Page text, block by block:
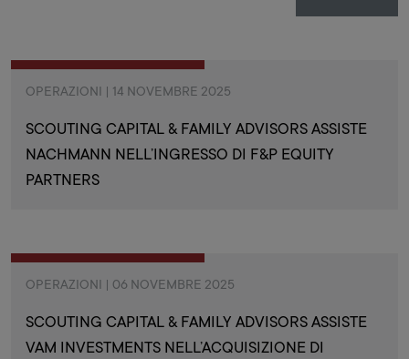
OPERAZIONI | 14 NOVEMBRE 2025
SCOUTING CAPITAL & FAMILY ADVISORS ASSISTE
NACHMANN NELL’INGRESSO DI F&P EQUITY
PARTNERS
OPERAZIONI | 06 NOVEMBRE 2025
SCOUTING CAPITAL & FAMILY ADVISORS ASSISTE
VAM INVESTMENTS NELL’ACQUISIZIONE DI